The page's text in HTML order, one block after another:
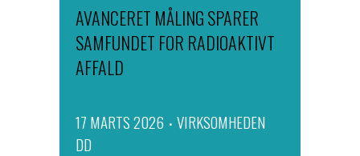
AVANCERET MÅLING SPARER
SAMFUNDET FOR RADIOAKTIVT
AFFALD
17 MARTS 2026
VIRKSOMHEDEN
DD